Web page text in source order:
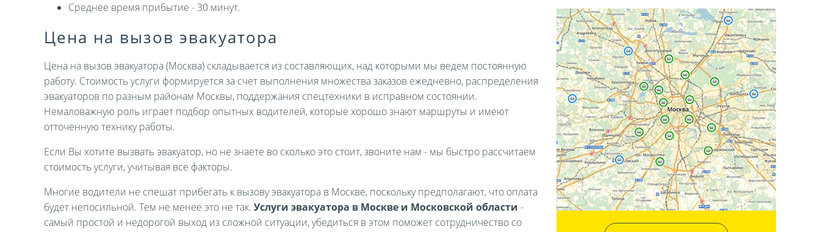
Среднее время прибытие - 30 минут.
Цена на вызов эвакуатора
Цена на вызов эвакуатора (Москва) складывается из составляющих, над которыми мы ведем постоянную
работу. Стоимость услуги формируется за счет выполнения множества заказов ежедневно, распределения
эвакуаторов по разным районам Москвы, поддержания спецтехники в исправном состоянии.
Немаловажную роль играет подбор опытных водителей, которые хорошо знают маршруты и имеют
отточенную технику работы.
Если Вы хотите вызвать эвакуатор, но не знаете во сколько это стоит, звоните нам - мы быстро рассчитаем
стоимость услуги, учитывая все факторы.
Многие водители не спешат прибегать к вызову эвакуатора в Москве, поскольку предполагают, что оплата
будет непосильной. Тем не менее это не так. Услуги эвакуатора в Москве и Московской области -
самый простой и недорогой выход из сложной ситуации, убедиться в этом поможет сотрудничество со